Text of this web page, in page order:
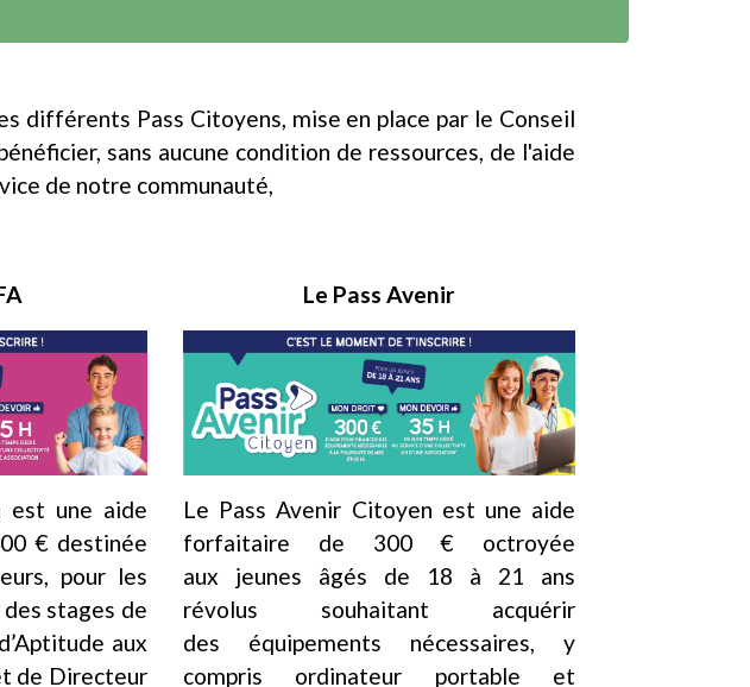
différents Pass Citoyens, mise en place par le Conseil
sans aucune condition de ressources, de l'aide
de notre communauté,
est une aide
€ destinée
pour les
stages de
aux
de Directeur
Le Pass Avenir
Le Pass Avenir Citoyen est une aide
forfaitaire de 300 € octroyée
aux jeunes âgés de 18 à 21 ans
révolus souhaitant acquérir
des équipements nécessaires, y
compris ordinateur portable et